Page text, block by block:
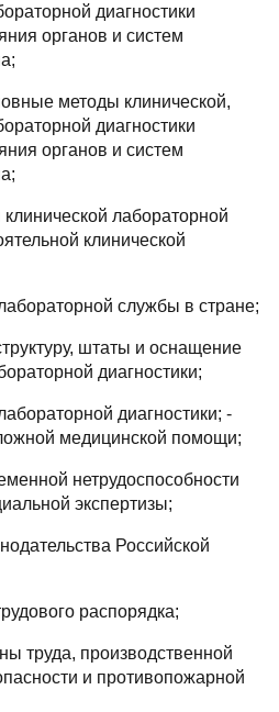
диагностики
органов и систем
методы клинической,
диагностики
органов и систем
лабораторной
клинической
службы в стране;
штаты и оснащение
диагностики;
диагностики; -
медицинской помощи;
нетрудоспособности
экспертизы;
Российской
распорядка;
труда, производственной
и противопожарной